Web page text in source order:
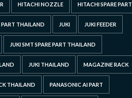
HITACHI NOZZLE HITACHI SPARE PART
PART THAILAND JUKI JUKI FEEDER
JUKI SMT SPARE PART THAILAND
JUKI THAILAND MAGAZINE RACK
THAILAND PANASONIC AI PART